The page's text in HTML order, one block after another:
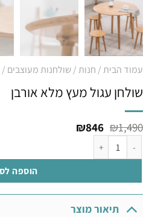
עמוד הבית/ חנות/ שולחנות מעוצבים /
שולחן עגול מעץ מלא אורבן
₪1,490 המחיר
המקורי
היה:
₪1,490.
₪846 המחיר
₪846.
כמות של שולחן עגול מעץ מלא אורבן
הוספה
תיאור מוצר